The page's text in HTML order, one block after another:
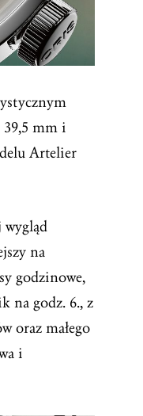
39,5 mm i
Artelier
wygląd
na
godzinowe,
na godz. 6., z
oraz małego
i